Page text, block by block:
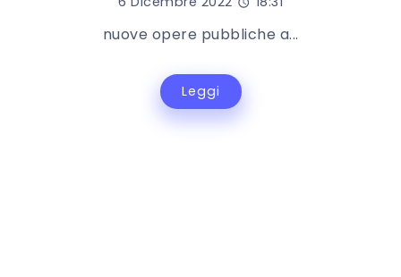
nuove opere pubbliche a...
Leggi